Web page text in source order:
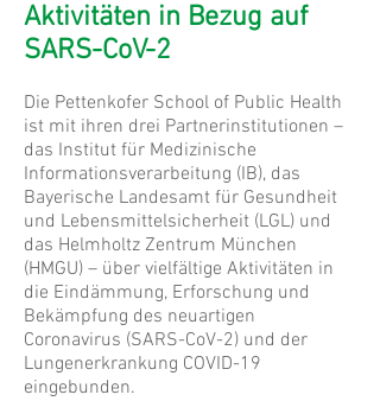
Aktivitäten in Bezug auf
SARS-CoV-2
Die Pettenkofer School of Public Health
ist mit ihren drei Partnerinstitutionen –
das Institut für Medizinische
Informationsverarbeitung (IB), das
Bayerische Landesamt für Gesundheit
und Lebensmittelsicherheit (LGL) und
das Helmholtz Zentrum München
(HMGU) – über vielfältige Aktivitäten in
die Eindämmung, Erforschung und
Bekämpfung des neuartigen
Coronavirus (SARS-CoV-2) und der
Lungenerkrankung COVID-19
eingebunden.